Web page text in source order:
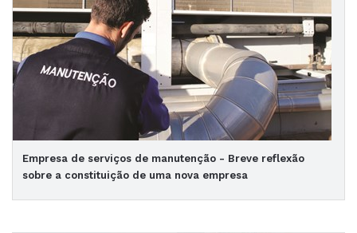
Empresa de serviços de manutenção - Breve reflexão
sobre a constituição de uma nova empresa